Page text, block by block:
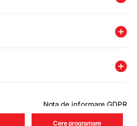
Cere programare
Nota de informare GDPR
Toate drepturile rezervate